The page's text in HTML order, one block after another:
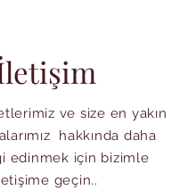
ve size en yakın
hakkında daha
edinmek için bizimle
geçin..